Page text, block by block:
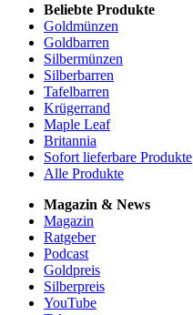
Beliebte Produkte
Goldmünzen
Goldbarren
Silbermünzen
Silberbarren
Tafelbarren
Krügerrand
Maple Leaf
Britannia
Sofort lieferbare Produkte
Alle Produkte
Magazin & News
Magazin
Ratgeber
Podcast
Goldpreis
Silberpreis
YouTube